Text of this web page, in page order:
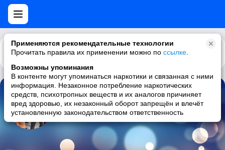
Применяются рекомендательные технологии
Прочитать правила их применении можно по ссылке
Возможны упоминания
В контенте могут упоминаться наркотики и связанная с ними
информация. Незаконное потребление наркотических
средств, психотропных веществ и их аналогов причиняет
вред здоровью, их незаконный оборот запрещён и влечёт
установленную законодательством ответственность
Каталог Рекомендации
Шемонаев Лев
0 треков